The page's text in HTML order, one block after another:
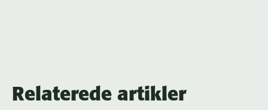
Relaterede artikler